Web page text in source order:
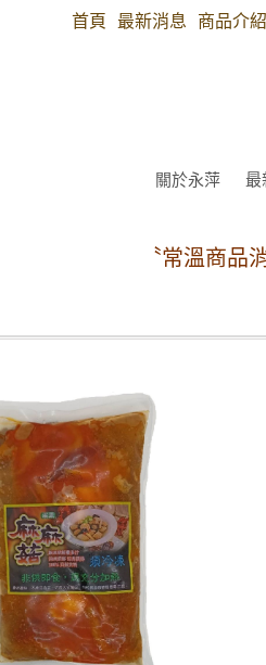
首頁 最新消息 商品介紹
關於永萍 最
〝常溫商品消費滿490元